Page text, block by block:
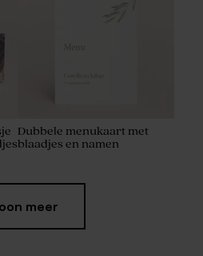
Dubbele menukaart met
blaadjes en namen
meer